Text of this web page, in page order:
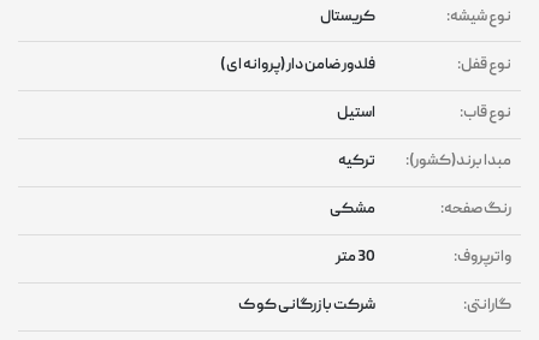
نوع شیشه: کریستال
نوع قفل: فلدور ضامن دار (پروانه ای )
نوع قاب: استیل
مبدا برند(کشور): ترکیه
رنگ صفحه: مشکی
واترپروف: 30 متر
گارانتی: شرکت بازرگانی کوک